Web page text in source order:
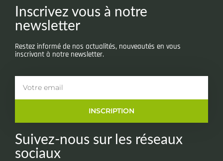
Inscrivez vous à notre
newsletter
Restez informé de nos actualités, nouveautés en vous
inscrivant à notre newsletter.
INSCRIPTION
Suivez-nous sur les réseaux
sociaux